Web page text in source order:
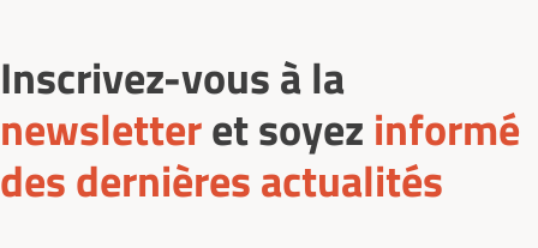
Inscrivez-vous à la
newsletteret soyez informé
des dernières actualités